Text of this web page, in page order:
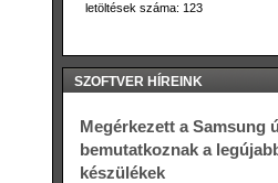
letöltések száma: 123
SZOFTVER HÍREINK
Megérkezett a Samsung
bemutatkoznak a
készülékek